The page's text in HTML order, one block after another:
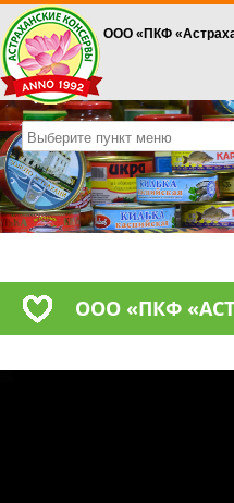
ООО «ПКФ
ООО «ПКФ